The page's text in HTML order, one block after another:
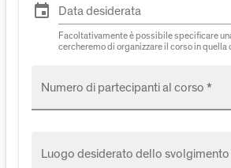
event Data desiderata
Facoltativamente è possibile specificare
cercheremo di organizzare il corso in quella
Numero di partecipanti al corso *
Luogo desiderato dello